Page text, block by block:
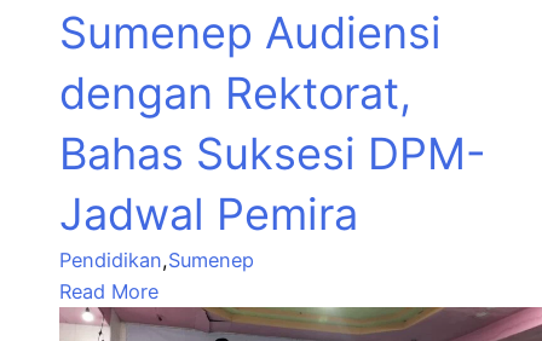
Sumenep Audiensi
dengan Rektorat,
Bahas Suksesi DPM-
Jadwal Pemira
Pendidikan,Sumenep
Read More